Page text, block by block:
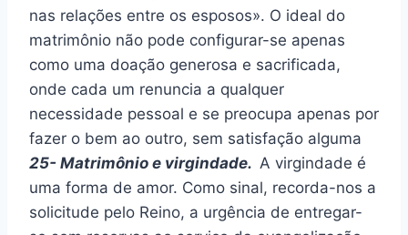
nas relações entre os esposos». O ideal do
matrimônio não pode configurar-se apenas
como uma doação generosa e sacrificada,
onde cada um renuncia a qualquer
necessidade pessoal e se preocupa apenas por
fazer o bem ao outro, sem satisfação alguma
25- Matrimônio e virgindade. A virgindade é
uma forma de amor. Como sinal, recorda-nos a
solicitude pelo Reino, a urgência de entregar-